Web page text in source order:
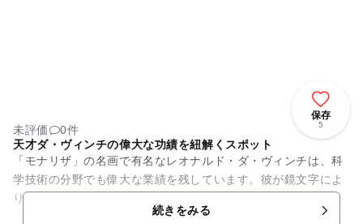
保存
5
未評価
0件
天才ダ・ヴィンチの偉大な功績を紐解くスポット
「モナリザ」の名画で有名なレオナルド・ダ・ヴィンチは、科
学技術の分野でも偉大な業績を残しています。彼が鏡文字によ
り描いた数々の手稿は、今日に活かされるさまざまな技術の原
理を解き明かしたものとされ...続きをみる